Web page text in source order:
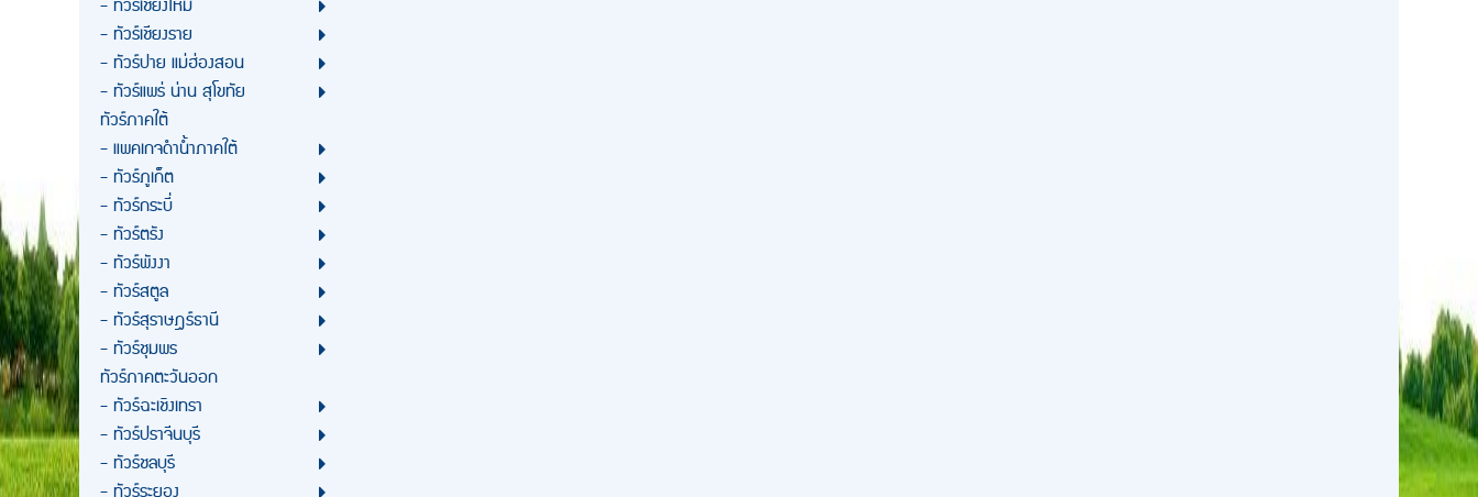
- ทัวร์เชียงราย
- ทัวร์ปาย แม่ฮ่องสอน
- ทัวร์แพร่ น่าน สุโขทัย
ทัวร์ภาคใต้
- แพคเกจดำน้ำภาคใต้
- ทัวร์ภูเก็ต
- ทัวร์กระบี่
- ทัวร์ตรัง
- ทัวร์พังงา
- ทัวร์สตูล
- ทัวร์สุราษฎร์ธานี
- ทัวร์ชุมพร
ทัวร์ภาคตะวันออก
- ทัวร์ฉะเชิงเทรา
- ทัวร์ปราจีนบุรี
- ทัวร์ชลบุรี